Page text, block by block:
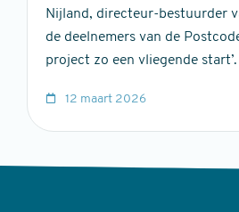
Nijland, directeur-bestuurder
de deelnemers van de
project zo een vliegende start’.
12 maart 2026